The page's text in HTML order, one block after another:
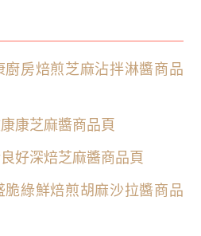
房焙煎芝麻沾拌淋醬商品
康芝麻醬商品頁
好深焙芝麻醬商品頁
綠鮮焙煎胡麻沙拉醬商品